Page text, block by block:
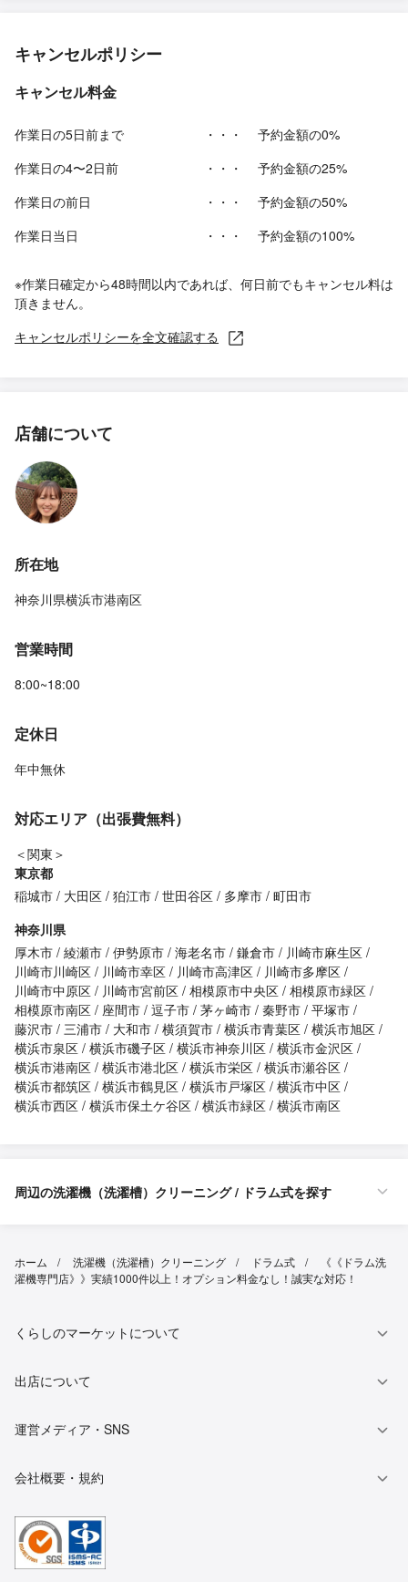
キャンセルポリシー
キャンセル料金
作業日の5日前まで ・・・
予約金額の0%
作業日の4〜2日前
・・・
予約金額の25%
作業日の前日
・・・
予約金額の50%
作業日当日
・・・ 予約金額の100%
※作業日確定から48時間以内であれば、何日前でもキャンセル料は
頂きません。
キャンセルポリシーを全文確認する
店舗について
所在地
神奈川県横浜市港南区
営業時間
8:00~18:00
定休日
年中無休
対応エリア（出張費無料）
＜関東＞
東京都
稲城市
大田区 狛江市 世田谷区 多摩市 町田市
神奈川県
厚木市 綾瀬市 伊勢原市 海老名市 鎌倉市
川崎市麻生区
川崎市川崎区
川崎市幸区 川崎市高津区
川崎市多摩区
川崎市中原区
川崎市宮前区 相模原市中央区 相模原市緑区
相模原市南区
座間市 逗子市 茅ヶ崎市 秦野市 平塚市
藤沢市 三浦市 大和市 横須賀市 横浜市青葉区 横浜市旭区
横浜市泉区 横浜市磯子区 横浜市神奈川区 横浜市金沢区
横浜市港南区 横浜市港北区 横浜市栄区 横浜市瀬谷区
横浜市都筑区 横浜市鶴見区 横浜市戸塚区 横浜市中区
横浜市西区 横浜市保土ケ谷区 横浜市緑区 横浜市南区
周辺の洗濯機（洗濯槽）クリーニング / ドラム式を探す
ホーム 洗濯機（洗濯槽）クリーニング ドラム式
《《ドラム洗
濯機専門店》》実績1000件以上！オプション料金なし！誠実な対応！
くらしのマーケットについて
出店について
運営メディア・SNS
会社概要・規約